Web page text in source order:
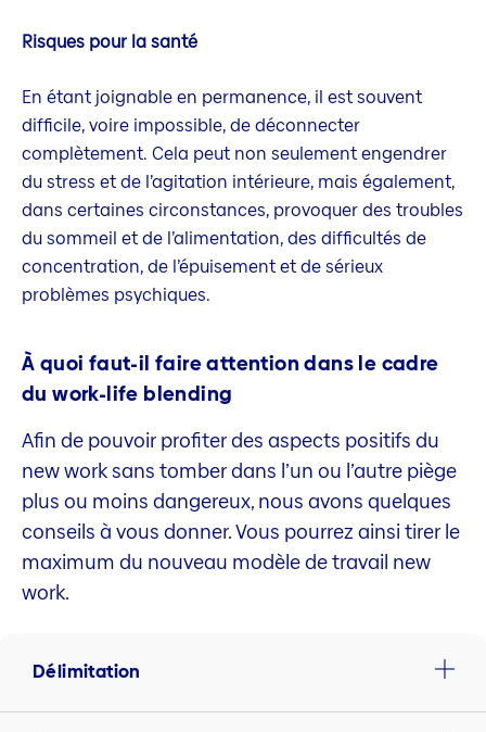
Risques pour la santé
En étant joignable en permanence, il est souvent
difficile, voire impossible, de déconnecter
complètement. Cela peut non seulement engendrer
du stress et de l’agitation intérieure, mais également,
dans certaines circonstances, provoquer des troubles
du sommeil et de l’alimentation, des difficultés de
concentration, de l’épuisement et de sérieux
problèmes psychiques.
À quoi faut-il faire attention dans le cadre
du work-life blending
Afin de pouvoir profiter des aspects positifs du
new work sans tomber dans l’un ou l’autre piège
plus ou moins dangereux, nous avons quelques
conseils à vous donner. Vous pourrez ainsi tirer le
maximum du nouveau modèle de travail new
work.
Délimitation